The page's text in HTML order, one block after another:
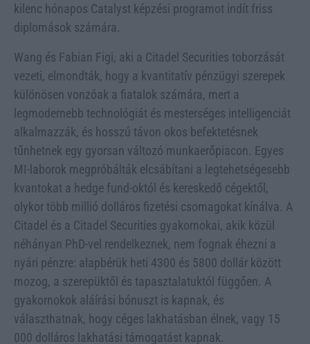
kilenc hónapos Catalyst képzési programot indít friss
diplomások számára.
Wang és Fabian Figi, aki a Citadel Securities toborzását
vezeti, elmondták, hogy a kvantitatív pénzügyi szerepek
különösen vonzóak a fiatalok számára, mert a
legmodernebb technológiát és mesterséges intelligenciát
alkalmazzák, és hosszú távon okos befektetésnek
tűnhetnek egy gyorsan változó munkaerőpiacon. Egyes
MI-laborok megpróbálták elcsábítani a legtehetségesebb
kvantokat a hedge fund-októl és kereskedő cégektől,
olykor több millió dolláros fizetési csomagokat kínálva. A
Citadel és a Citadel Securities gyakornokai, akik közül
néhányan PhD-vel rendelkeznek, nem fognak éhezni a
nyári pénzre: alapbérük heti 4300 és 5800 dollár között
mozog, a szerepüktől és tapasztalatuktól függően. A
gyakornokok aláírási bónuszt is kapnak, és
választhatnak, hogy céges lakhatásban élnek, vagy 15
000 dolláros lakhatási támogatást kapnak.